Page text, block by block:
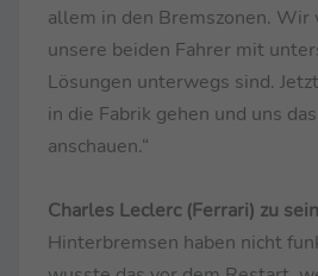
allem in den Bremszonen. Wir
unsere beiden Fahrer mit
Lösungen unterwegs sind.
in die Fabrik gehen und uns
anschauen.“
Charles Leclerc (Ferrari) zu
Hinterbremsen haben nicht